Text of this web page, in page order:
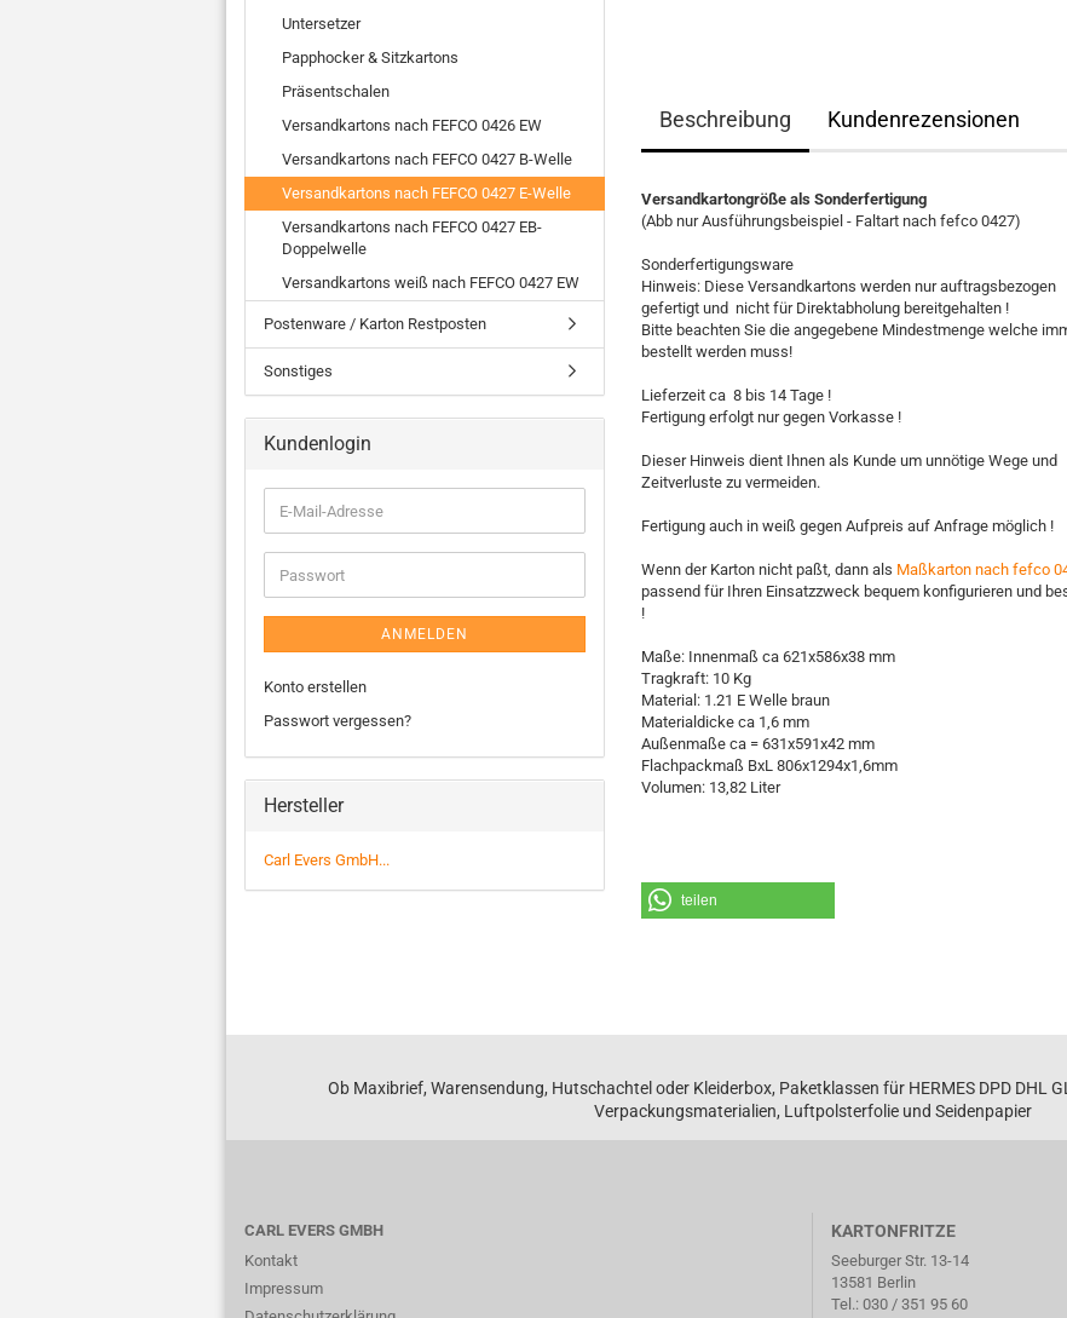
Beschreibung Kundenrezensionen
Versandkartongröße als Sonderfertigung
(Abb nur Ausführungsbeispiel - Faltart nach fefco 0427)
Sonderfertigungsware
Hinweis: Diese Versandkartons werden nur auftragsbezogen
gefertigt und nicht für Direktabholung bereitgehalten !
Bitte beachten Sie die angegebene Mindestmenge welche
bestellt werden muss!
Lieferzeit ca 8 bis 14 Tage !
Fertigung erfolgt nur gegen Vorkasse !
Dieser Hinweis dient Ihnen als Kunde um unnötige Wege und
Zeitverluste zu vermeiden.
Fertigung auch in weiß gegen Aufpreis auf Anfrage möglich !
Wenn der Karton nicht paßt, dann als Maßkarton nach fefco
passend für Ihren Einsatzzweck bequem konfigurieren und
!
Maße: Innenmaß ca 621x586x38 mm
Tragkraft: 10 Kg
Material: 1.21 E Welle braun
Materialdicke ca 1,6 mm
Außenmaße ca = 631x591x42 mm
Flachpackmaß BxL 806x1294x1,6mm
Volumen: 13,82 Liter
teilen
Untersetzer
Papphocker & Sitzkartons
Präsentschalen
Versandkartons nach FEFCO 0426 EW
Versandkartons nach FEFCO 0427 B-Welle
Versandkartons nach FEFCO 0427 E-Welle
Versandkartons nach FEFCO 0427 EB-
Doppelwelle
Versandkartons weiß nach FEFCO 0427 EW
Postenware / Karton Restposten
Sonstiges
Kundenlogin
ANMELDEN
Konto erstellen
Passwort vergessen?
Hersteller
Carl Evers GmbH...
Ob Maxibrief, Warensendung, Hutschachtel oder Kleiderbox, Paketklassen für HERMES DPD DHL
Verpackungsmaterialien, Luftpolsterfolie und Seidenpapier
CARL EVERS GMBH
Kontakt
Impressum
KARTONFRITZE
Seeburger Str. 13-14
13581 Berlin
Tel.: 030 / 351 95 60